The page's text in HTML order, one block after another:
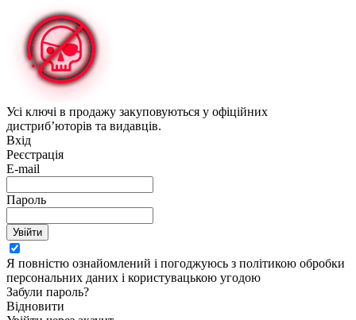
Усі ключі в продажу закуповуються у офіційних
дистриб’юторів та видавців.
Вхід
Реєстрація
E-mail
Пароль
Увійти
Я повністю ознайомлений і погоджуюсь з політикою обробки
персональних даних і користувацькою угодою
Забули пароль?
Відновити